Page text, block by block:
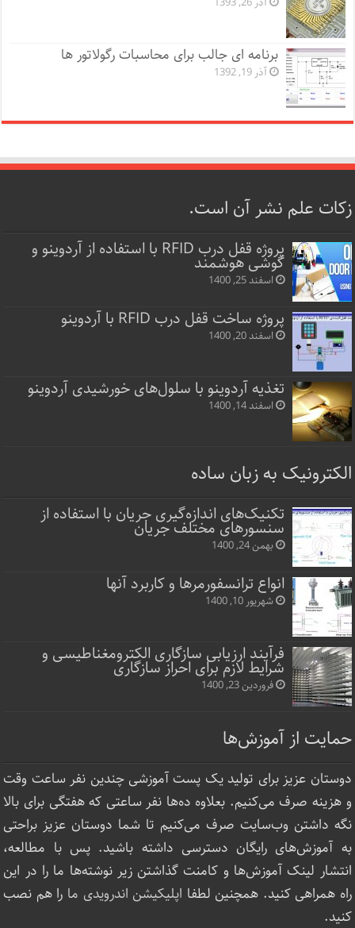
برنامه ای جالب برای محاسبات رگولاتور ها
آذر 19, 1392
زکات علم نشر آن است.
پروژه قفل‌ درب RFID با استفاده از آردوینو و
گوشی هوشمند
اسفند 25, 1400
پروژه ساخت قفل‌ درب RFID با آردوینو
اسفند 20, 1400
تغذیه آردوینو با سلول‌های خورشیدی آردوینو
اسفند 14, 1400
الکترونیک به زبان ساده
تکنیک‌های اندازه‌گیری جریان با استفاده از
سنسورهای مختلف جریان
بهمن 24, 1400
انواع ترانسفورمرها و کاربرد آنها
شهریور 10, 1400
فرآیند ارزیابی سازگاری الکترومغناطیسی و
شرایط لازم برای احراز سازگاری
فروردین 23, 1400
حمایت از آموزش‌ها
دوستان عزیز برای تولید یک پست آموزشی چندین نفر ساعت‌ وقت
و هزینه صرف می‌کنیم. بعلاوه ده‌ها نفر ساعتی که هفتگی برای بالا
نگه داشتن وب‌سایت صرف ‌می‌کنیم تا شما دوستان عزیز براحتی
به آموزش‌های رایگان دسترسی داشته باشید. پس با مطالعه،
انتشار لینک‌ آموزش‌ها و کامنت گذاشتن زیر نوشته‌‌ها ما را در این
راه همراهی کنید. همچنین لطفا اپلیکیشن اندرویدی ما را هم نصب
کنید.